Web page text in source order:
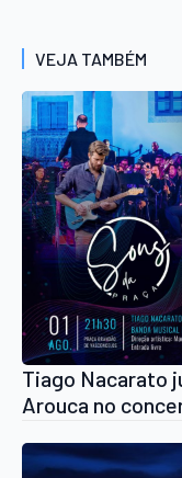
VEJA TAMBÉM
Tiago Nacarato
Arouca no